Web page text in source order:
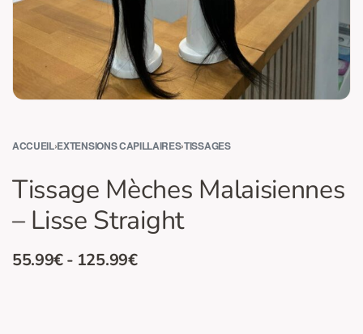
ACCUEIL›EXTENSIONS CAPILLAIRES›TISSAGES
Tissage Mèches Malaisiennes
– Lisse Straight
55.99€ 125.99€